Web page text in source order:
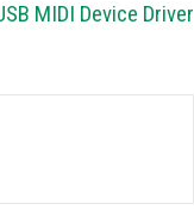
MIDI Device Driver